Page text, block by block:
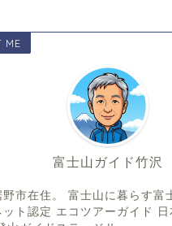
ME
富士山ガイド竹沢
野市在住。 富士山に暮らす富
ット認定 エコツアーガイド 日